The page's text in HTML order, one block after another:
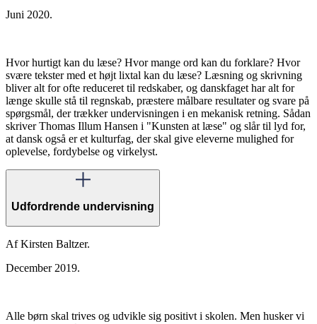
Juni 2020.
Hvor hurtigt kan du læse? Hvor mange ord kan du forklare? Hvor
svære tekster med et højt lixtal kan du læse? Læsning og skrivning
bliver alt for ofte reduceret til redskaber, og danskfaget har alt for
længe skulle stå til regnskab, præstere målbare resultater og svare på
spørgsmål, der trækker undervisningen i en mekanisk retning. Sådan
skriver Thomas Illum Hansen i "Kunsten at læse" og slår til lyd for,
at dansk også er et kulturfag, der skal give eleverne mulighed for
oplevelse, fordybelse og virkelyst.
Udfordrende undervisning
Af Kirsten Baltzer.
December 2019.
Alle børn skal trives og udvikle sig positivt i skolen. Men husker vi